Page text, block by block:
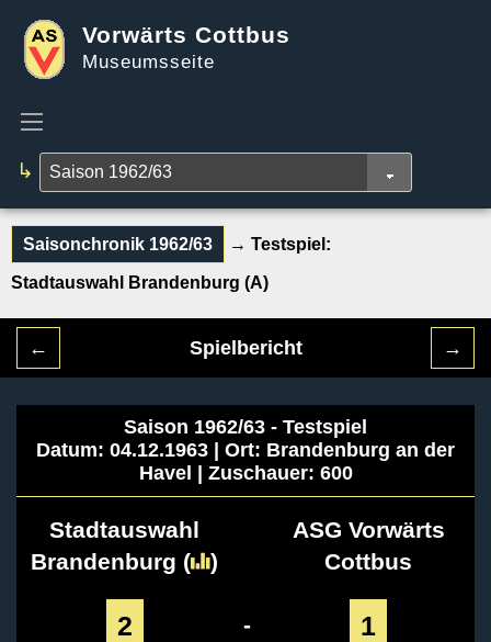
Vorwärts Cottbus
Museumsseite
↳
Saisonchronik 1962/63 → Testspiel:
Stadtauswahl Brandenburg (A)
← Spielbericht →
Saison 1962/63 - Testspiel
Datum: 04.12.1963 | Ort: Brandenburg an der
Havel | Zuschauer: 600
Stadtauswahl
Brandenburg ( )
ASG Vorwärts
Cottbus
2 - 1